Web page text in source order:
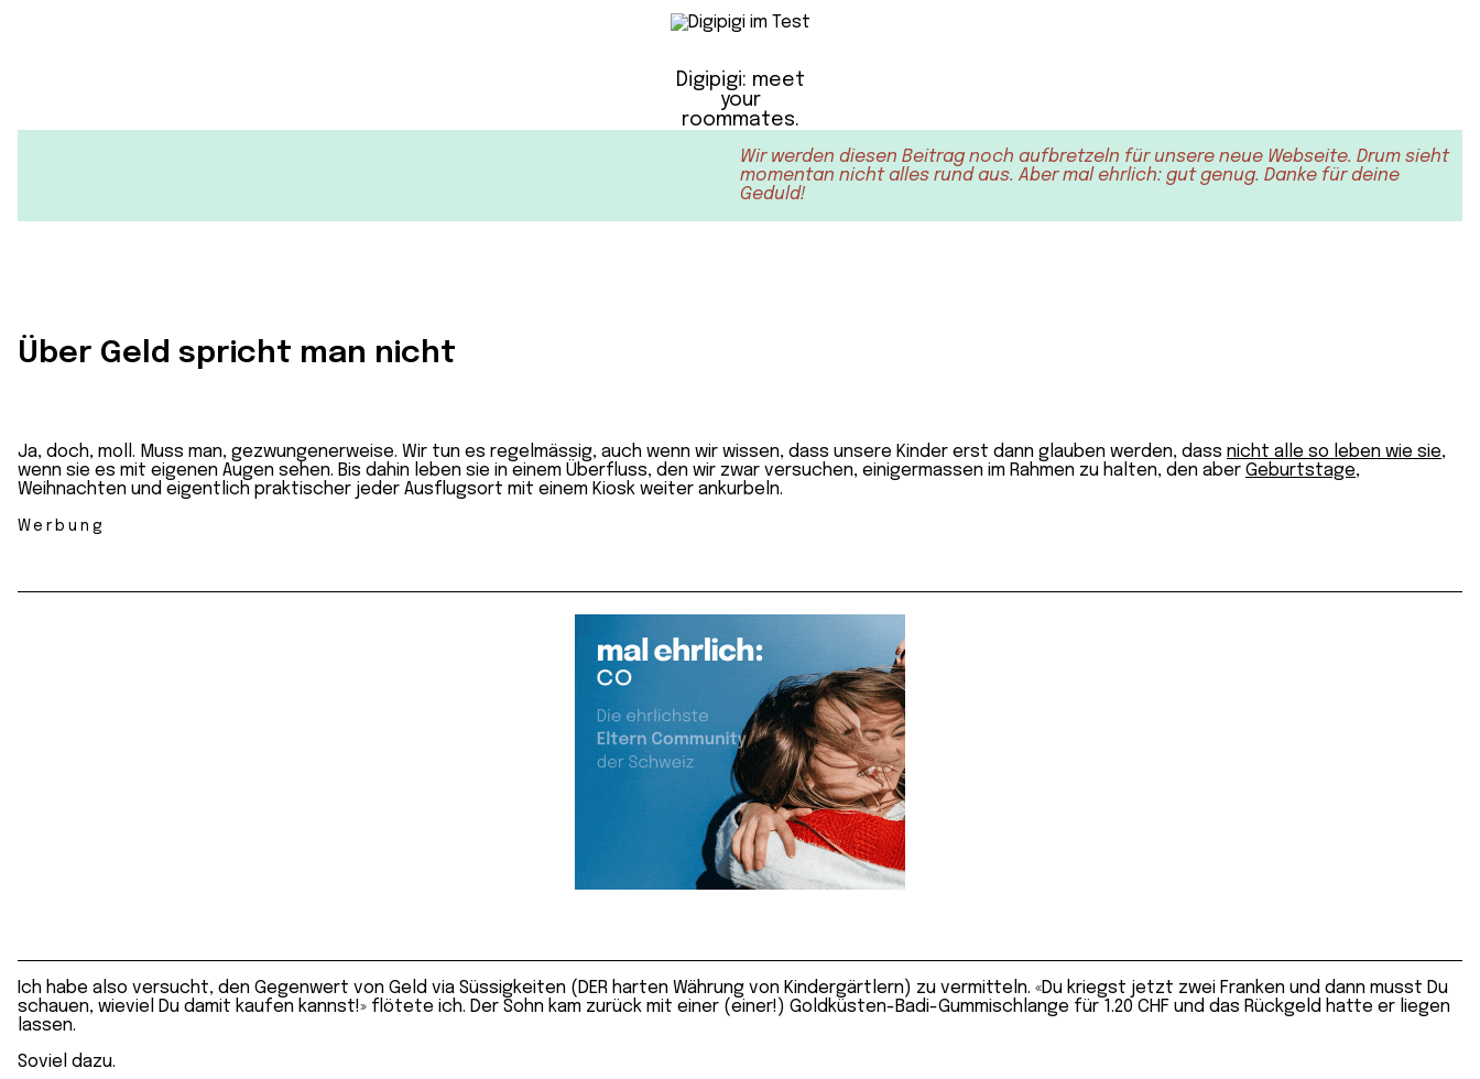
Digipigi: meet
your
roommates.
Wir werden diesen Beitrag noch aufbretzeln für unsere neue Webseite. Drum sieht
momentan nicht alles rund aus. Aber mal ehrlich: gut genug. Danke für deine
Geduld!
Über Geld spricht man nicht
Ja, doch, moll. Muss man, gezwungenerweise. Wir tun es regelmässig, auch wenn wir wissen, dass unsere Kinder erst dann glauben werden, dass nicht alle so leben wie sie,
wenn sie es mit eigenen Augen sehen. Bis dahin leben sie in einem Überfluss, den wir zwar versuchen, einigermassen im Rahmen zu halten, den aber Geburtstage,
Weihnachten und eigentlich praktischer jeder Ausflugsort mit einem Kiosk weiter ankurbeln.
Werbung
Ich habe also versucht, den Gegenwert von Geld via Süssigkeiten (DER harten Währung von Kindergärtlern) zu vermitteln. «Du kriegst jetzt zwei Franken und dann musst Du
schauen, wieviel Du damit kaufen kannst!» flötete ich. Der Sohn kam zurück mit einer (einer!) Goldküsten-Badi-Gummischlange für 1.20 CHF und das Rückgeld hatte er liegen
lassen.
Soviel dazu.